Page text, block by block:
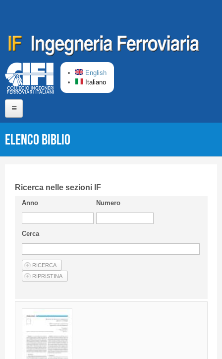
English
Italiano
CIFI in breve
Linee Guida
Privacy Policy
Articoli
Fornitori di prodotti e servizi
Elenco Biblio
Ricerca nelle sezioni IF
Anno Numero
Cerca